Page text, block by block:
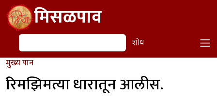
Skip to main contentमिसळपाव
शोध शोध
मुख्य पान
रिमझिमत्या धारातून आलीस.